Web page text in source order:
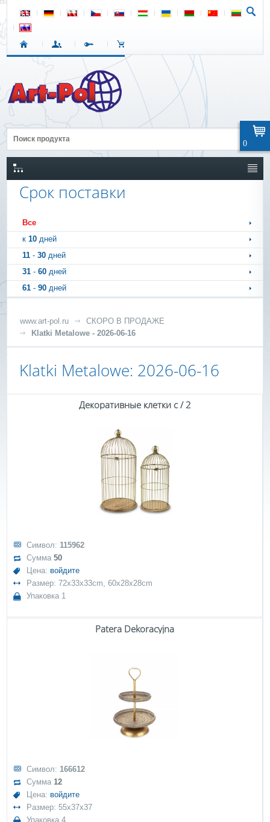
Срок поставки
Все
к10дней
11 -30 дней
31 -60 дней
61 -90 дней
www.art-pol.ru
СКОРО В ПРОДАЖЕ
Klatki Metalowe - 2026-06-16
Klatki Metalowe: 2026-06-16
Декоративные клетки с / 2
Символ: 115962
Сумма50
Цена: войдите
Размер: 72x33x33cm, 60x28x28cm
Упаковка 1
Patera Dekoracyjna
Символ: 166612
Сумма12
Цена: войдите
Размер: 55x37x37
Упаковка 4
0